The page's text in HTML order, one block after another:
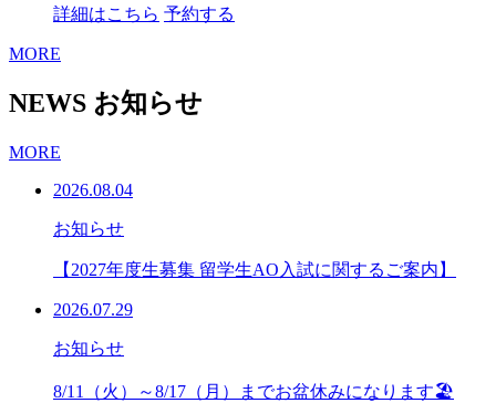
詳細はこちら 予約する
MORE
NEWS お知らせ
MORE
2026.08.04
お知らせ
【2027年度生募集 留学生AO入試に関するご案内】
2026.07.29
お知らせ
8/11（火）～8/17（月）までお盆休みになります🏖